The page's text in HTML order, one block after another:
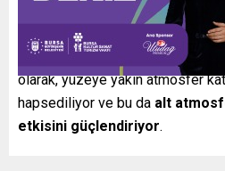
Bu beklenmedik soğuma,
dengesini etkiliyor: Stratosfer
toplamda uzaya salınan
olarak, yüzeye yakın atmosfer
hapsediliyor ve bu da alt
etkisini güçlendiriyor.